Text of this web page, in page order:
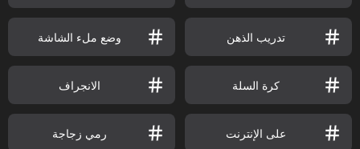
تدريب الذهن وضع ملء الشاشة
كرة السلة الانجراف
على الإنترنت رمي زجاجة